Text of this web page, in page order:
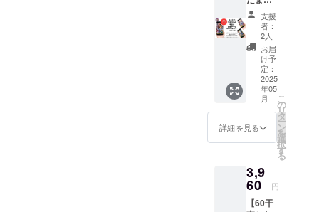
また海外に
も受講生を
増やしてい
ます。プラ
イベートで
は3人の男子
+保護犬の
経てマッチ
で知り合っ
たドミニカ
人と再婚。
カード
画像
データ
付 お
礼の
メッ
セー
ジ】 ご
支援い
ただい
た方に
は、お
ととも
に、あ
なたの
生年月
支援
者：
2人
お届
け予
定：
2025
年05
月
詳細を見る
こ
の
リ
タ
ー
ン
を
選
択
す
る
3,9
60 円
【60干